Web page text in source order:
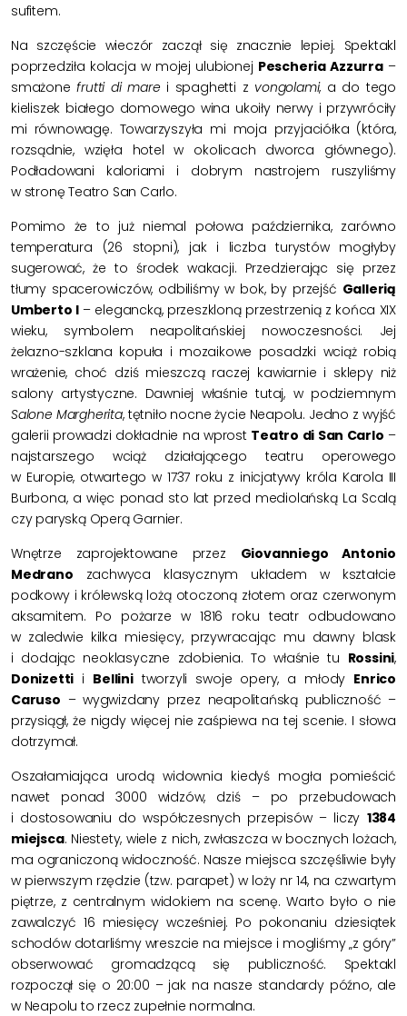
sufitem.
Na szczęście wieczór zaczął się znacznie lepiej. Spektakl
poprzedziła kolacja w mojej ulubionej Pescheria Azzurra–
smażonefrutti di marei spaghetti z vongolami, a do tego
kieliszek białego domowego wina ukoiły nerwy i przywróciły
mi równowagę. Towarzyszyła mi moja przyjaciółka (która,
rozsądnie, wzięła hotel w okolicach dworca głównego).
Podładowani kaloriami i dobrym nastrojem ruszyliśmy
w stronę Teatro San Carlo.
Pomimo że to już niemal połowa października, zarówno
temperatura (26 stopni), jak i liczba turystów mogłyby
sugerować, że to środek wakacji. Przedzierając się przez
tłumy spacerowiczów, odbiliśmy w bok, by przejść Gallerią
Umberto I– elegancką, przeszkloną przestrzenią z końca XIX
wieku, symbolem neapolitańskiej nowoczesności. Jej
żelazno-szklana kopuła i mozaikowe posadzki wciąż robią
wrażenie, choć dziś mieszczą raczej kawiarnie i sklepy niż
salony artystyczne. Dawniej właśnie tutaj, w podziemnym
Salone Margherita, tętniło nocne życie Neapolu. Jedno z wyjść
galerii prowadzi dokładnie na wprost Teatro di San Carlo –
najstarszego wciąż działającego teatru operowego
w Europie, otwartego w 1737 roku z inicjatywy króla Karola III
Burbona, a więc ponad sto lat przed mediolańską La Scalą
czy paryską Operą Garnier.
Wnętrze zaprojektowane przez Giovanniego Antonio
Medrano zachwyca klasycznym układem w kształcie
podkowy i królewską lożą otoczoną złotem oraz czerwonym
aksamitem. Po pożarze w 1816 roku teatr odbudowano
w zaledwie kilka miesięcy, przywracając mu dawny blask
i dodając neoklasyczne zdobienia. To właśnie tu Rossini,
Donizetti i Bellinitworzyli swoje opery, a młody Enrico
Caruso – wygwizdany przez neapolitańską publiczność –
przysiągł, że nigdy więcej nie zaśpiewa na tej scenie. I słowa
dotrzymał.
Oszałamiająca urodą widownia kiedyś mogła pomieścić
nawet ponad 3000 widzów, dziś – po przebudowach
i dostosowaniu do współczesnych przepisów – liczy 1384
miejsca. Niestety, wiele z nich, zwłaszcza w bocznych lożach,
ma ograniczoną widoczność. Nasze miejsca szczęśliwie były
w pierwszym rzędzie (tzw. parapet) w loży nr 14, na czwartym
piętrze, z centralnym widokiem na scenę. Warto było o nie
zawalczyć 16 miesięcy wcześniej. Po pokonaniu dziesiątek
schodów dotarliśmy wreszcie na miejsce i mogliśmy „z góry”
obserwować gromadzącą się publiczność. Spektakl
rozpoczął się o 20:00 – jak na nasze standardy późno, ale
w Neapolu to rzecz zupełnie normalna.